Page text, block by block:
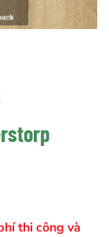
thi công và